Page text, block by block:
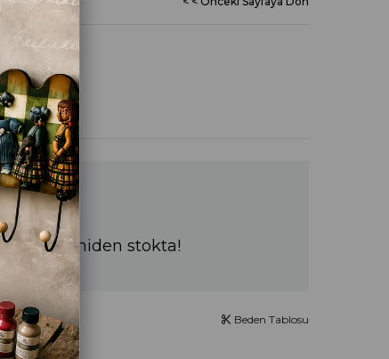
225
sürede yeniden stokta!
Beden Tablosu